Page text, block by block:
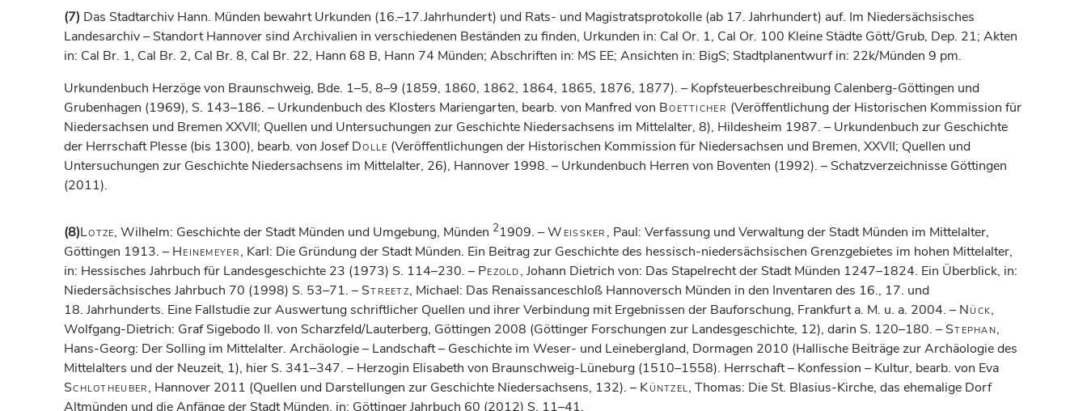
(7) Das Stadtarchiv Hann. Münden bewahrt Urkunden (16.–17.Jahrhundert) und Rats- und Magistratsprotokolle (ab 17. Jahrhundert) auf. Im Niedersächsisches
Landesarchiv – Standort Hannover sind Archivalien in verschiedenen Beständen zu finden, Urkunden in: Cal Or. 1, Cal Or. 100 Kleine Städte Gött/Grub, Dep. 21; Akten
in: Cal Br. 1, Cal Br. 2, Cal Br. 8, Cal Br. 22, Hann 68 B, Hann 74 Münden; Abschriften in: MS EE; Ansichten in: BigS; Stadtplanentwurf in: 22k/Münden 9 pm.
Urkundenbuch Herzöge von Braunschweig, Bde. 1–5, 8–9 (1859, 1860, 1862, 1864, 1865, 1876, 1877). – Kopfsteuerbeschreibung Calenberg-Göttingen und
Grubenhagen (1969), S. 143–186. – Urkundenbuch des Klosters Mariengarten, bearb. von Manfred von Boetticher (Veröffentlichung der Historischen Kommission für
Niedersachsen und Bremen XXVII; Quellen und Untersuchungen zur Geschichte Niedersachsens im Mittelalter, 8), Hildesheim 1987. – Urkundenbuch zur Geschichte
der Herrschaft Plesse (bis 1300), bearb. von JosefDolle (Veröffentlichungen der Historischen Kommission für Niedersachsen und Bremen, XXVII; Quellen und
Untersuchungen zur Geschichte Niedersachsens im Mittelalter, 26), Hannover 1998. – Urkundenbuch Herren von Boventen (1992). – Schatzverzeichnisse Göttingen
(2011).
(8)Lotze, Wilhelm: Geschichte der Stadt Münden und Umgebung, Münden 21909. –Weissker, Paul: Verfassung und Verwaltung der Stadt Münden im Mittelalter,
Göttingen 1913. – Heinemeyer, Karl: Die Gründung der Stadt Münden. Ein Beitrag zur Geschichte des hessisch-niedersächsischen Grenzgebietes im hohen Mittelalter,
in: Hessisches Jahrbuch für Landesgeschichte 23 (1973) S. 114–230. – Pezold, Johann Dietrich von: Das Stapelrecht der Stadt Münden 1247–1824. Ein Überblick, in:
Niedersächsisches Jahrbuch 70 (1998) S. 53–71. – Streetz, Michael: Das Renaissanceschloß Hannoversch Münden in den Inventaren des 16., 17. und
18. Jahrhunderts. Eine Fallstudie zur Auswertung schriftlicher Quellen und ihrer Verbindung mit Ergebnissen der Bauforschung, Frankfurt a. M. u. a. 2004. – Nück,
Wolfgang-Dietrich: Graf Sigebodo II. von Scharzfeld/Lauterberg, Göttingen 2008 (Göttinger Forschungen zur Landesgeschichte, 12), darin S. 120–180. – Stephan,
Hans-Georg: Der Solling im Mittelalter. Archäologie – Landschaft – Geschichte im Weser- und Leinebergland, Dormagen 2010 (Hallische Beiträge zur Archäologie des
Mittelalters und der Neuzeit, 1), hier S. 341–347. – Herzogin Elisabeth von Braunschweig-Lüneburg (1510–1558). Herrschaft – Konfession – Kultur, bearb. von Eva
Schlotheuber, Hannover 2011 (Quellen und Darstellungen zur Geschichte Niedersachsens, 132). – Küntzel, Thomas: Die St. Blasius-Kirche, das ehemalige Dorf
Altmünden und die Anfänge der Stadt Münden, in: Göttinger Jahrbuch 60 (2012) S. 11–41.